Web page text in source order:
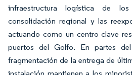
infraestructura logística de
consolidación regional y las
actuando como un centro clave
puertos del Golfo. En partes
fragmentación de la entrega de